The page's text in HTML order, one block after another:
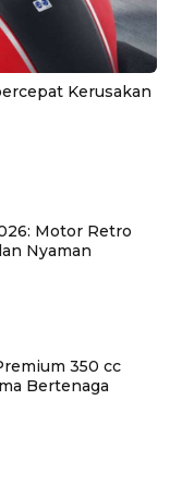
Kerusakan
Motor Retro
Nyaman
350 cc
Bertenaga